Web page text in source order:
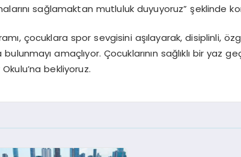
sağlamaktan mutluluk duyuyoruz” şeklinde
çocuklara spor sevgisini aşılayarak, disiplinli,
amaçlıyor. Çocuklarının sağlıklı bir yaz
bekliyoruz.